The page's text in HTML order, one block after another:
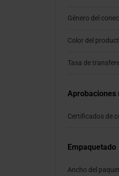
Género del
Color del
Tasa de
Aprobaciones
Certificados de
Empaquetado
Ancho del